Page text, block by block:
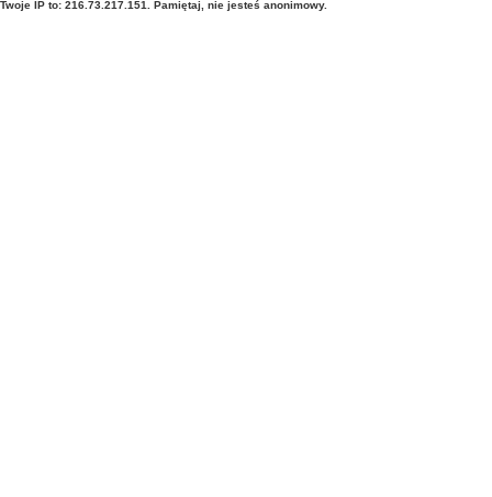
Twoje IP to: 216.73.217.151. Pamiętaj, nie jesteś anonimowy.